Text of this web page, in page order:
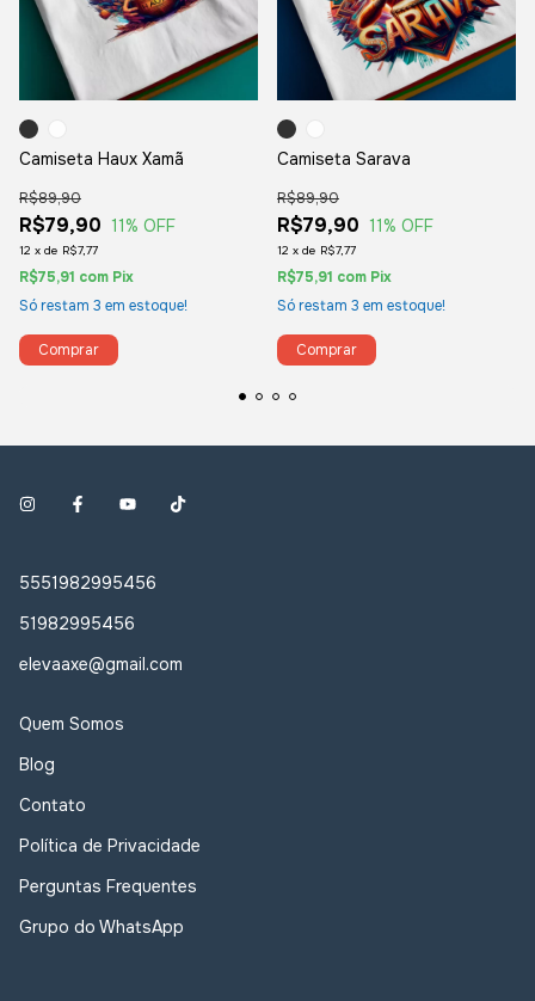
Camiseta Haux Xamã
R$79,90
R$89,90
11% OFF
12 x de R$7,77
R$75,91 com Pix
Só restam 3 em estoque!
Comprar
Camiseta Sarava
R$79,90
R$89,90
11% OFF
12 x de R$7,77
R$75,91 com Pix
Só restam 3 em estoque!
Comprar
5551982995456
51982995456
elevaaxe@gmail.com
Quem Somos
Blog
Contato
Política de Privacidade
Perguntas Frequentes
Grupo do WhatsApp